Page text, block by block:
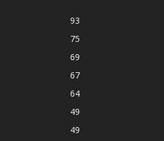
93
75
69
67
64
49
49